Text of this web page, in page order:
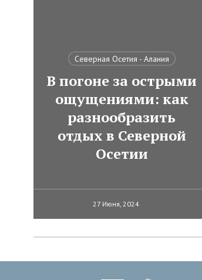
Северная Осетия - Алания
В погоне за острыми
ощущениями: как
разнообразить
отдых в Северной
Осетии
27 Июня, 2024